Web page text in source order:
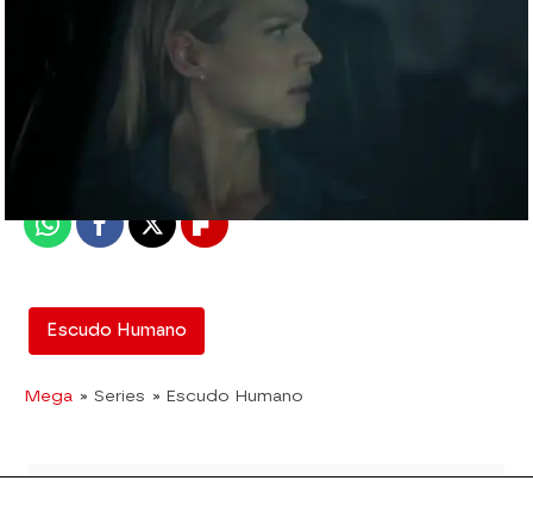
WhatsappFacebook
X Flipboard
Escudo Humano
Mega » Series » Escudo Humano